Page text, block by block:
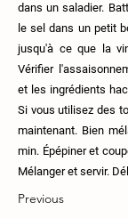
dans un saladier.
le sel dans un petit
jusqu'à ce que la
Vérifier
et les ingrédients
Si vous utilisez des
maintenant. Bien
min. Épépiner et
Mélanger et servir.
Previous